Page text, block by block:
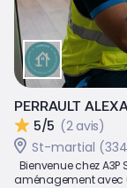
PERRAULT
5/5 (2 avis)
St-martial
Bienvenue chez
aménagement avec